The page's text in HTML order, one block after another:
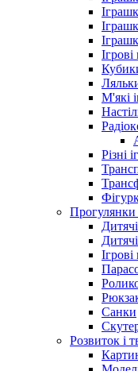
М'які
Різні
Санки
Розвиток і